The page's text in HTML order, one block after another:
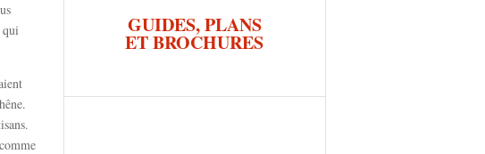
qui
GUIDES, PLANS
ET BROCHURES